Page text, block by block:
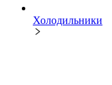
Холодильники